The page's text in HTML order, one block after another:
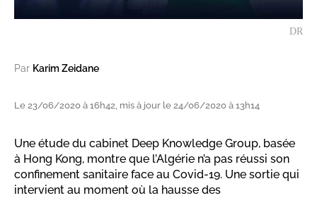
DR
Par Karim Zeidane
Le 23/06/2020 à 16h42, mis à jour le 24/06/2020 à 13h14
Une étude du cabinet Deep Knowledge Group, basée
à Hong Kong, montre que l’Algérie n’a pas réussi son
confinement sanitaire face au Covid-19. Une sortie qui
intervient au moment où la hausse des